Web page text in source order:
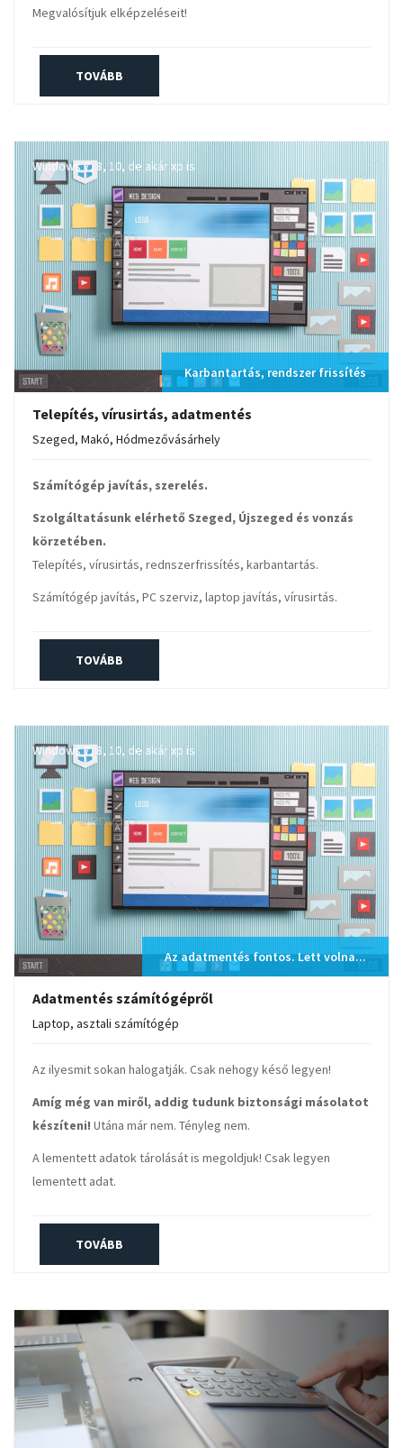
Megvalósítjuk elképzeléseit!
TOVÁBB
Windows 7, 8, 10, de akár xp is
Karbantartás, rendszer frissítés
Telepítés, vírusirtás, adatmentés
Szeged, Makó, Hódmezővásárhely
Számítógép javítás, szerelés.
Szolgáltatásunk elérhető Szeged, Újszeged és vonzás
körzetében.
Telepítés, vírusirtás, rednszerfrissítés, karbantartás.
Számítógép javítás, PC szerviz, laptop javítás, vírusirtás.
TOVÁBB
Windows 7, 8, 10, de akár xp is
Az adatmentés fontos. Lett volna...
Adatmentés számítógépről
Laptop, asztali számítógép
Az ilyesmit sokan halogatják. Csak nehogy késő legyen!
Amíg még van miről, addig tudunk biztonsági másolatot
készíteni! Utána már nem. Tényleg nem.
A lementett adatok tárolását is megoldjuk! Csak legyen
lementett adat.
TOVÁBB